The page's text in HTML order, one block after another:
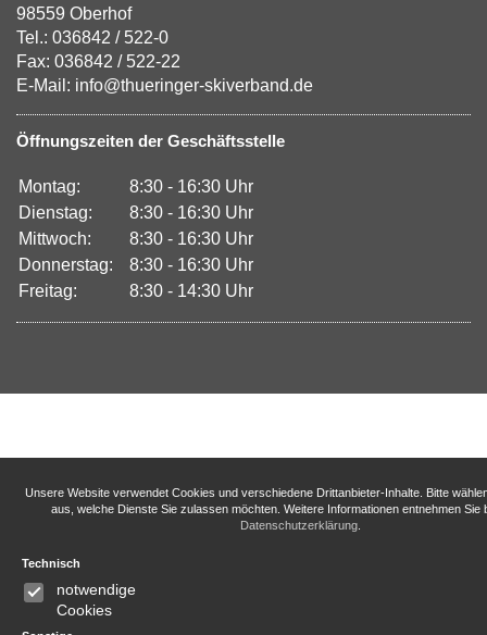
98559 Oberhof
Tel.: 036842 / 522-0
Fax: 036842 / 522-22
E-Mail: info@thueringer-skiverband.de
Öffnungszeiten der Geschäftsstelle
Montag:
8:30 - 16:30 Uhr
Dienstag:
8:30 - 16:30 Uhr
Mittwoch:
8:30 - 16:30 Uhr
Donnerstag:
8:30 - 16:30 Uhr
Freitag:
8:30 - 14:30 Uhr
Unsere Website verwendet Cookies und verschiedene Drittanbieter-Inhalte. Bitte
aus, welche Dienste Sie zulassen möchten. Weitere Informationen entnehmen Sie
Datenschutzerklärung.
Technisch
notwendige
Cookies